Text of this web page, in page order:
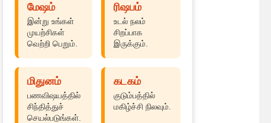
மேஷம்
இன்று உங்கள்
முயற்சிகள்
வெற்றி பெறும்.
ரிஷபம்
உடல் நலம்
சிறப்பாக
இருக்கும்.
மிதுனம்
பணவிஷயத்தில்
சிந்தித்துச்
செயல்படுங்கள்.
கடகம்
குடும்பத்தில்
மகிழ்ச்சி நிலவும்.